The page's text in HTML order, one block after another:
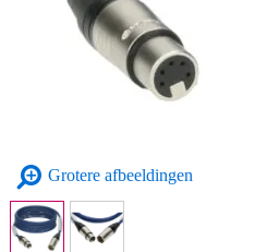
Grotere afbeeldingen